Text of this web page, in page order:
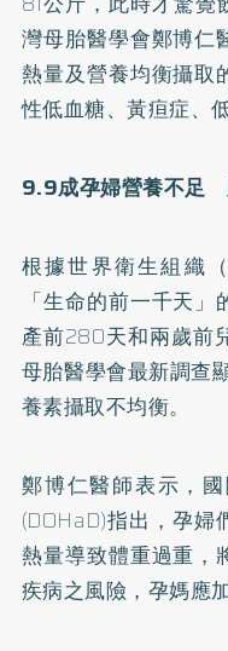
灣母胎醫學會鄭博仁
熱量及營養均衡攝取
性低血糖、黃疸症、
9.9成孕婦營養不足
根據世界衛生組織
「生命的前一千天
產前280天和兩歲前
母胎醫學會最新調查
養素攝取不均衡。
鄭博仁醫師表示，
(DOHaD)指出，孕
熱量導致體重過重，
疾病之風險，孕媽應